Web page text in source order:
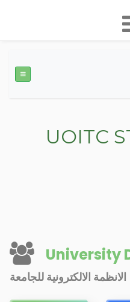
UOITC
University
الانظمة الالكترونية للجامعة